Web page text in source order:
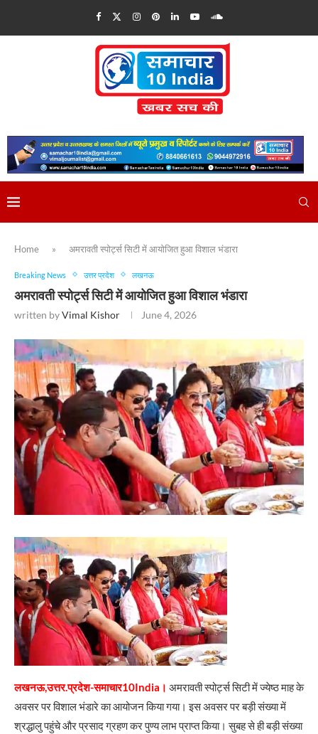
Home » अमरावती स्पोर्ट्स सिटी में आयोजित हुआ विशाल भंडारा
Breaking News उत्तर प्रदेश लखनऊ
अमरावती स्पोर्ट्स सिटी में आयोजित हुआ विशाल भंडारा
written byVimal Kishor June 4, 2026
लखनऊ,उत्तर.प्रदेश-समाचार10India। अमरावती स्पोर्ट्स सिटी में ज्येष्ठ माह के
अवसर पर विशाल भंडारे का आयोजन किया गया। इस अवसर पर बड़ी संख्या में
श्रद्धालु पहुंचे और प्रसाद ग्रहण कर पुण्य लाभ प्राप्त किया। सुबह से ही बड़ी संख्या